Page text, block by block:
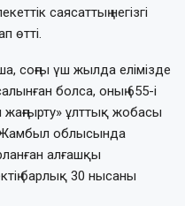
саясаттың негізгі
өтті.
соңғы үш жылда елімізде
болса, оның 655-і
ұлттық жобасы
Жамбыл облысында
алғашқы
барлық 30 нысаны